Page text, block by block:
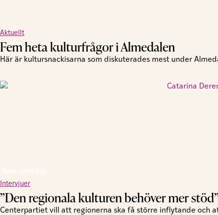
Aktuellt
Fem heta kulturfrågor i Almedalen
Här är kultursnackisarna som diskuterades mest under
Intervjuer
”Den regionala kulturen behöver mer
Centerpartiet vill att regionerna ska få större inflytande och